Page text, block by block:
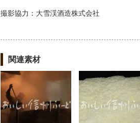
撮影協力：大雪渓酒造株式会社
関連素材